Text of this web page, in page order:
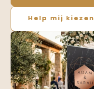
Help mij kiezen